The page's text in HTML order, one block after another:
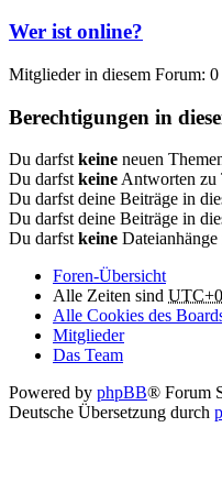
Wer ist online?
Mitglieder in diesem Forum:
Berechtigungen in
Du darfstkeine neuen
Du darfstkeineAntworten zu
Du darfst deine Beiträge in
Du darfst deine Beiträge in
Du darfstkeine
Foren-Übersicht
Alle Zeiten sind
Alle Cookies des
Mitglieder
Das Team
Powered by phpBB® Forum
Deutsche Übersetzung durch